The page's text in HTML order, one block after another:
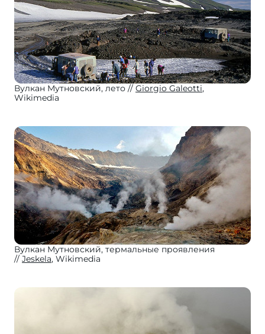
Вулкан Мутновский, лето Giorgio Galeotti,
Wikimedia
Вулкан Мутновский, термальные проявления
Jeskela, Wikimedia